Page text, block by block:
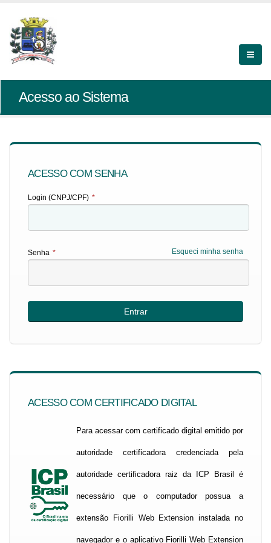
Acesso ao Sistema
ACESSO COM SENHA
Login (CNPJ/CPF) *
Esqueci minha senha
Senha *
ACESSO COM CERTIFICADO DIGITAL
Para acessar com certificado digital emitido por
autoridade certificadora credenciada pela
autoridade certificadora raiz da ICP Brasil é
necessário que o computador possua a
extensão Fiorilli Web Extension instalada no
navegador e o aplicativo Fiorilli Web Extension